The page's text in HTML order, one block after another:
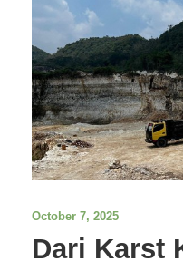
October 7, 2025
Dari Karst